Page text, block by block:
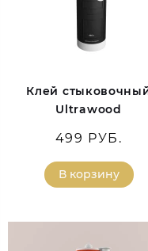
Клей
Ultrawood
499 РУБ.
В корзину